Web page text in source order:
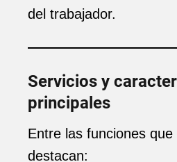
del trabajador.
Servicios y
principales
Entre las funciones
destacan: